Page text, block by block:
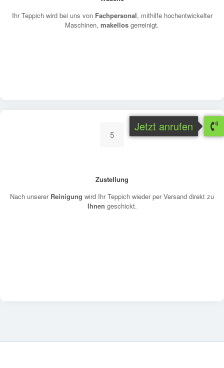
Ihr Teppich wird bei uns von Fachpersonal, mithilfe hochentwickelter
Maschinen, makellos gerreinigt.
5
Zustellung
Nach unserer Reinigung wird Ihr Teppich wieder per Versand direkt zu
Ihnen geschickt.
Jetzt anrufen